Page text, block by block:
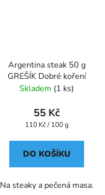
Argentina steak 50 g
GREŠÍK Dobré koření
Skladem (1 ks)
55 Kč
Měrná
110 Kč / 100 g
DO KOŠÍKU
Na steaky a pečená masa.